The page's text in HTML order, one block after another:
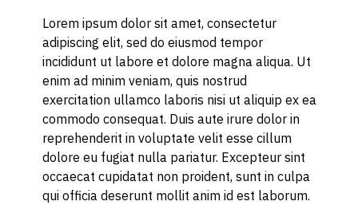
Lorem ipsum dolor sit amet, consectetur
adipiscing elit, sed do eiusmod tempor
incididunt ut labore et dolore magna aliqua. Ut
enim ad minim veniam, quis nostrud
exercitation ullamco laboris nisi ut aliquip ex ea
commodo consequat. Duis aute irure dolor in
reprehenderit in voluptate velit esse cillum
dolore eu fugiat nulla pariatur. Excepteur sint
occaecat cupidatat non proident, sunt in culpa
qui officia deserunt mollit anim id est laborum.